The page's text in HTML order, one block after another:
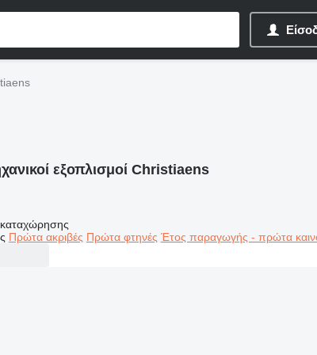
εξοπλισμοί Christiaens
Πρώτα ακριβές Πρώτα φτηνές Έτος παραγωγής - πρώτα